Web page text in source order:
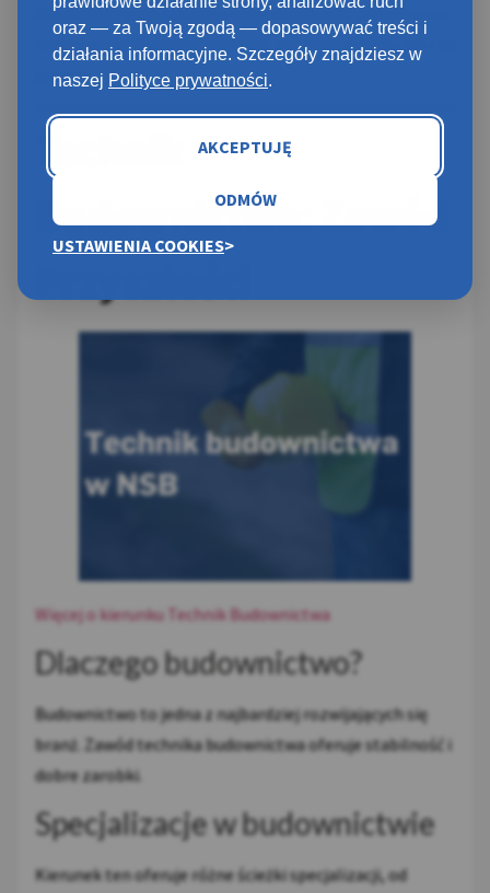
oraz — za Twoją zgodą — dopasowywać treści i
działania informacyjne. Szczegóły znajdziesz w
naszej Polityce prywatności.
AKCEPTUJĘ
ODMÓW
USTAWIENIA COOKIES
Absolwenci tego kierunku mają możliwość zatrudnienia
w różnych sektorach górnictwa, zarówno w kraju, jak i za
granicą.
Budownictwa: Zawód
Więcej o kierunku Technik Budownictwa
Dlaczego budownictwo?
Budownictwo to jedna z najbardziej rozwijających się
branż. Zawód technika budownictwa oferuje stabilność i
dobre zarobki.
Specjalizacje w budownictwie
Kierunek ten oferuje różne ścieżki specjalizacji, od